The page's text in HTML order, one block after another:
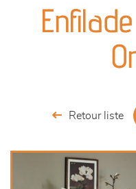
séjours
meubles de
décoration
Retour liste